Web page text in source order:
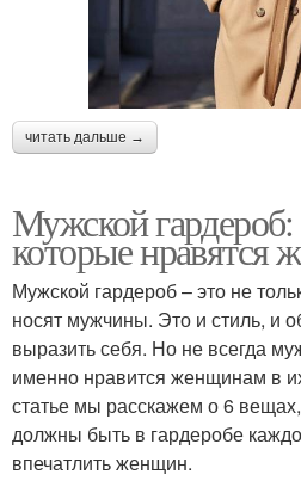
читать дальше →
Мужской
которые нравятся
Мужской гардероб – это не
носят мужчины. Это и стиль, и
выразить себя. Но не всегда
именно нравится женщинам в
статье мы расскажем о 6
должны быть в гардеробе
впечатлить женщин.